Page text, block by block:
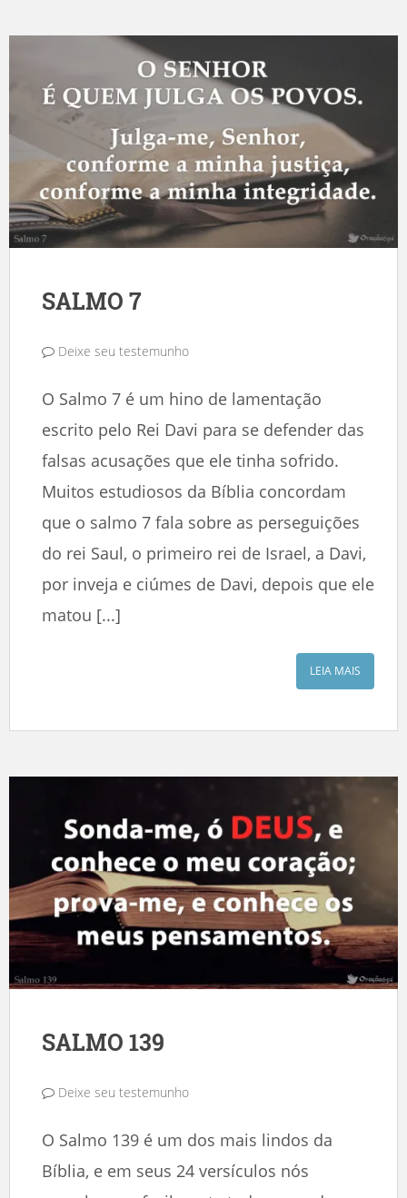
SALMO 7
Deixe seu testemunho
O Salmo 7 é um hino de lamentação
escrito pelo Rei Davi para se defender das
falsas acusações que ele tinha sofrido.
Muitos estudiosos da Bíblia concordam
que o salmo 7 fala sobre as perseguições
do rei Saul, o primeiro rei de Israel, a Davi,
por inveja e ciúmes de Davi, depois que ele
matou [...]
LEIA MAIS
SALMO 139
Deixe seu testemunho
O Salmo 139 é um dos mais lindos da
Bíblia, e em seus 24 versículos nós